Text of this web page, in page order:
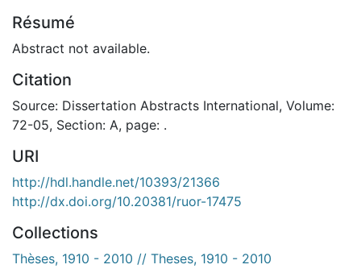
Résumé
Abstract not available.
Citation
Source: Dissertation Abstracts International, Volume:
72-05, Section: A, page: .
URI
http://hdl.handle.net/10393/21366
http://dx.doi.org/10.20381/ruor-17475
Collections
Thèses, 1910 - 2010 // Theses, 1910 - 2010